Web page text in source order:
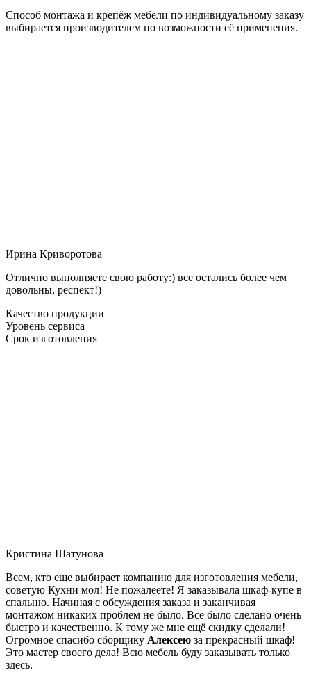
Способ монтажа и крепёж мебели по индивидуальному заказу
выбирается производителем по возможности её применения.
Ирина Криворотова
Отлично выполняете свою работу:) все остались более чем
довольны, респект!)
Качество продукции
Уровень сервиса
Срок изготовления
Кристина Шатунова
Всем, кто еще выбирает компанию для изготовления мебели,
советую Кухни мол! Не пожалеете! Я заказывала шкаф-купе в
спальню. Начиная с обсуждения заказа и заканчивая
монтажом никаких проблем не было. Все было сделано очень
быстро и качественно. К тому же мне ещё скидку сделали!
Огромное спасибо сборщику Алексею за прекрасный шкаф!
Это мастер своего дела! Всю мебель буду заказывать только
здесь.